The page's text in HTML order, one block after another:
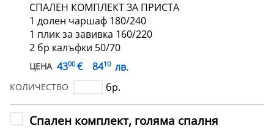
СПАЛЕН КОМПЛЕКТ ЗА ПРИСТА
1 долен чаршаф 180/240
1 плик за завивка 160/220
2 бр калъфки 50/70
ЦЕНА 4300 € 8410 лв.
КОЛИЧЕСТВО бр.
Спален комплект, голяма спалня